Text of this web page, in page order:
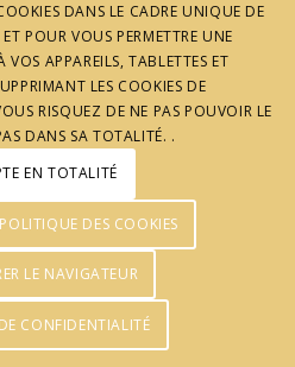
DANS LE CADRE UNIQUE DE
POUR VOUS PERMETTRE UNE
APPAREILS, TABLETTES ET
LES COOKIES DE
RISQUEZ DE NE PAS POUVOIR LE
DANS SA TOTALITÉ. .
EN TOTALITÉ
DES COOKIES
LE NAVIGATEUR
CONFIDENTIALITÉ